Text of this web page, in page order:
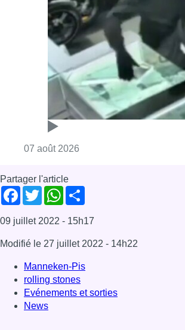
Partager l'article
Facebook
TwitterWhatsApp
Share
09 juillet 2022 - 15h17
27 juillet 2022- 14h22
Manneken-Pis
rolling stones
Evénements et sorties
News
Offres d’emploi